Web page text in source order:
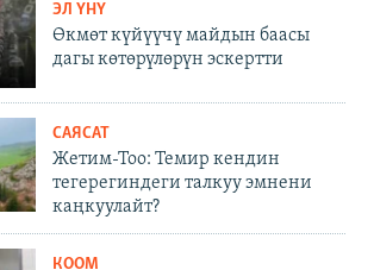
ЭЛ ҮНҮ
Өкмөт күйүүчү майдын баасы
дагы көтөрүлөрүн эскертти
САЯСАТ
Жетим-Тоо: Темир кендин
тегерегиндеги талкуу эмнени
каңкуулайт?
КООМ